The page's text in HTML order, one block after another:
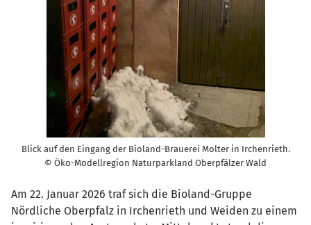
Blick auf den Eingang der Bioland-Brauerei Molter in Irchenrieth.
© Öko-Modellregion Naturparkland Oberpfälzer Wald
Am 22. Januar 2026 traf sich die Bioland-Gruppe
Nördliche Oberpfalz in Irchenrieth und Weiden zu einem